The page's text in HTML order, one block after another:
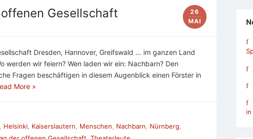
Gesellschaft
26
MAI
Dresden, Hannover, Greifswald … im ganzen Land
werden wir feiern? Wen laden wir ein: Nachbarn? Den
Fragen beschäftigen in diesem Augenblick einen Förster in
More »
, Helsinki, Kaiserslautern, Menschen, Nachbarn, Nürnberg,